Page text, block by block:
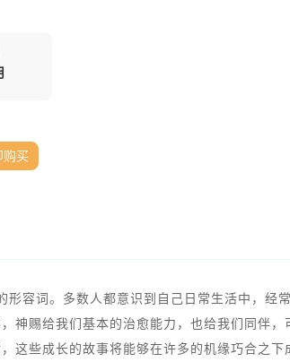
购买
容词。多数人都意识到自己日常生活中，经
神赐给我们基本的治愈能力，也给我们同伴
这些成长的故事将能够在许多的机缘巧合之下